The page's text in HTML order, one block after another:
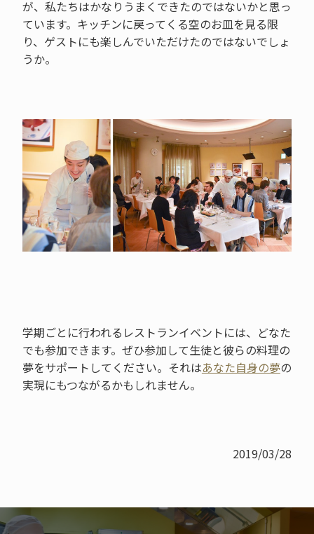
が、私たちはかなりうまくできたのではないかと思っ
ています。キッチンに戻ってくる空のお皿を見る限
り、ゲストにも楽しんでいただけたのではないでしょ
うか。
学期ごとに行われるレストランイベントには、どなた
でも参加できます。ぜひ参加して生徒と彼らの料理の
夢をサポートしてください。それはあなた自身の夢の
実現にもつながるかもしれません。
2019/03/28